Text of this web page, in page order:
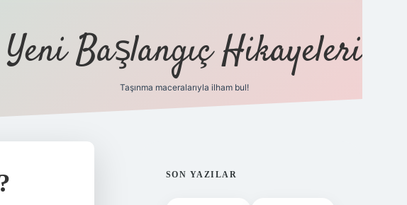
Yeni Başlangıç Hikayeleri
Taşınma maceralarıyla ilham bul!
SIDEBAR
SON YAZILAR